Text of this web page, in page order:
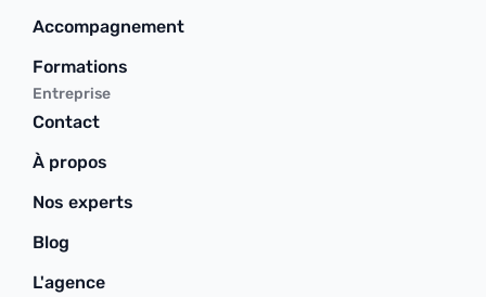
Accompagnement
Formations
Entreprise
Contact
À propos
Nos experts
Blog
L'agence